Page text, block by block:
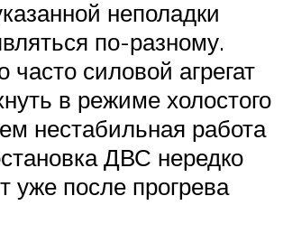
неполадки
по-разному.
часто силовой агрегат
в режиме холостого
нестабильная работа
ДВС нередко
уже после прогрева